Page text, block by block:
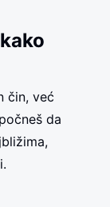
čin, već
da